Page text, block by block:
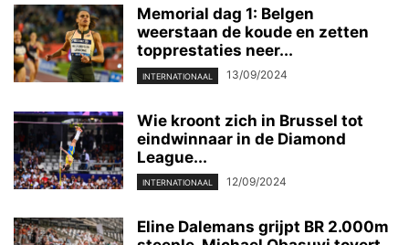
Memorial dag 1: Belgen
weerstaan de koude en zetten
topprestaties neer...
INTERNATIONAAL 13/09/2024
Wie kroont zich in Brussel tot
eindwinnaar in de Diamond
League...
INTERNATIONAAL 12/09/2024
Eline Dalemans grijpt BR 2.000m